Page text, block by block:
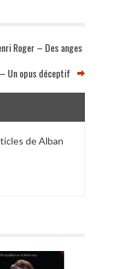
Roger – Des anges
Un opus déceptif
de Alban